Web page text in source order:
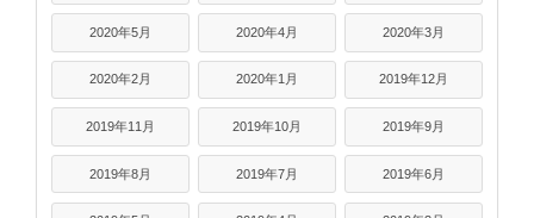
2020年5月 2020年4月 2020年3月
2020年2月 2020年1月 2019年12月
2019年11月 2019年10月 2019年9月
2019年8月 2019年7月 2019年6月